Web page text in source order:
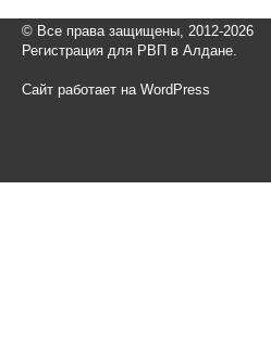
© Все права защищены, 2012-2026
Регистрация для РВП в Алдане.
Сайт работает на WordPress